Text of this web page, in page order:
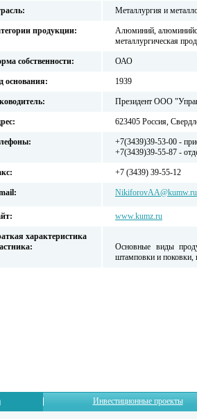
Металлургия и
продукции:
Алюминий,
металлургическая
собственности: ОАО
основания: 1939
Президент ООО
623405 Россия,
+7(3439)39-53-00 -
+7(3439)39-55-87 -
+7 (3439) 39-55-12
NikiforovAA@kumw.ru
www.kumz.ru
характеристика
Основные виды
штамповки и поковки,
Инвестиционные проекты